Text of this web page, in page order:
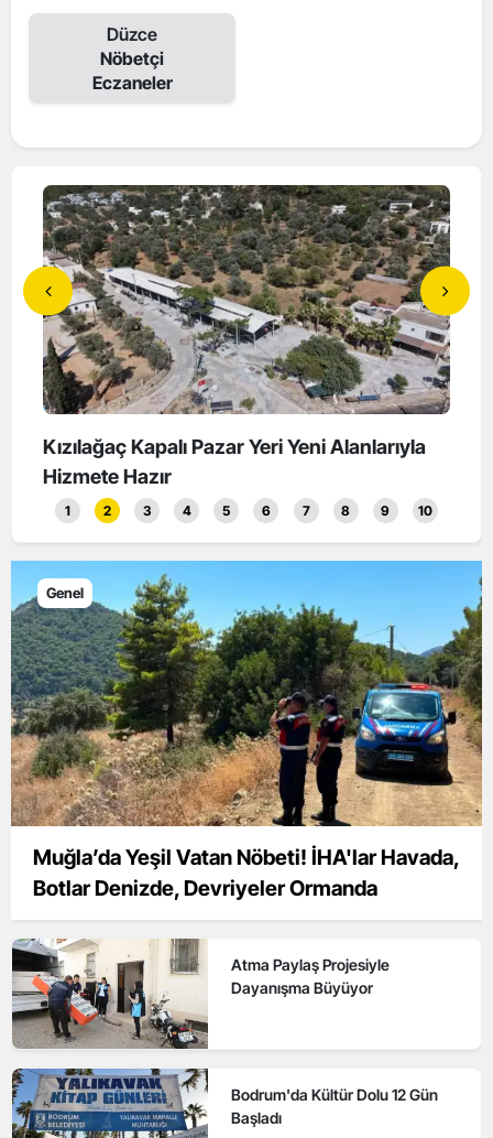
Düzce
Nöbetçi
Eczaneler
Kızılağaç Kapalı Pazar Yeri Yeni Alanlarıyla
Hizmete Hazır
1 2 3 4 5 6 7 8 9 10
Genel
Muğla’da Yeşil Vatan Nöbeti! İHA'lar Havada,
Botlar Denizde, Devriyeler Ormanda
Atma Paylaş Projesiyle
Dayanışma Büyüyor
Bodrum'da Kültür Dolu 12 Gün
Başladı